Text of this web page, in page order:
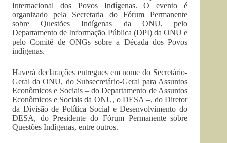
Internacional dos Povos Indígenas. O evento é
organizado pela Secretaria do Fórum Permanente
sobre Questões Indígenas da ONU, pelo
Departamento de Informação Pública (DPI) da ONU e
pelo Comitê de ONGs sobre a Década dos Povos
indígenas.
Haverá declarações entregues em nome do Secretário-
Geral da ONU, do Subsecretário-Geral para Assuntos
Econômicos e Sociais – do Departamento de Assuntos
Econômicos e Sociais da ONU, o DESA –, do Diretor
da Divisão de Política Social e Desenvolvimento do
DESA, do Presidente do Fórum Permanente sobre
Questões Indígenas, entre outros.